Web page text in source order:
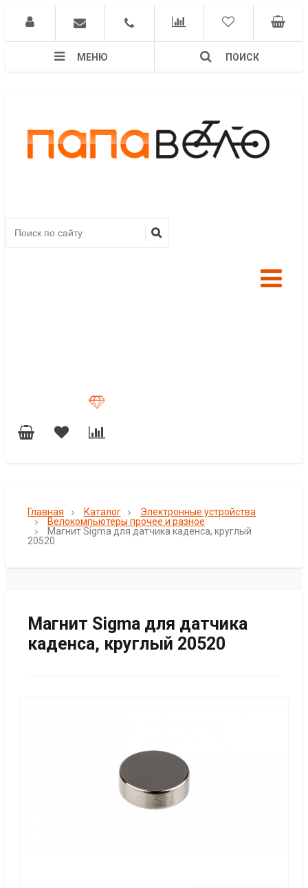
МЕНЮ ПОИСК
Главная Каталог
Электронные устройства
Велокомпьютеры прочее и разное
Магнит Sigma для датчика каденса, круглый
20520
Магнит Sigma для датчика
каденса, круглый 20520